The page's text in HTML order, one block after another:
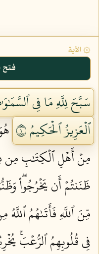
۞ الآية
سَبَّحَ لِلَّهِ مَا فِي
ٱلۡعَزِيزُ ٱلۡحَكِيمُ ١
مِنۡ أَهۡلِ ٱلۡكِتَٰبِ مِن
ظَنَنتُمۡ أَن يَخۡرُجُواْۖ
مِّنَ ٱللَّهِ فَأَتَىٰهُمُ
فِي قُلُوبِهِمُ ٱلرُّعۡبَۚ